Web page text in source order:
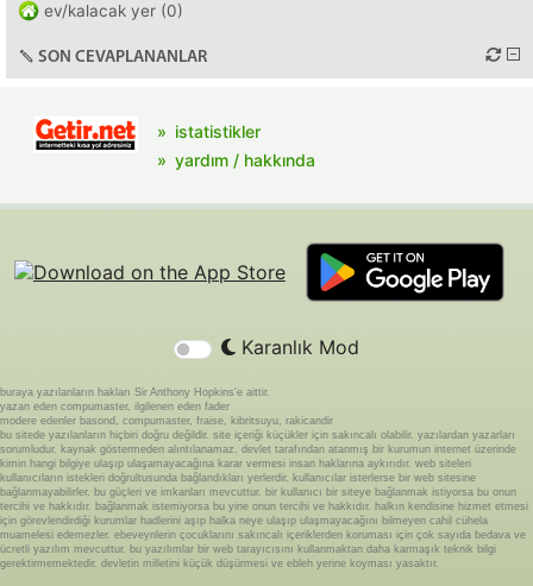
ev/kalacak yer (0)
SON CEVAPLANANLAR
istatistikler
yardım / hakkında
Karanlık Mod
buraya yazılanların hakları Sir Anthony Hopkins'e aittir.
yazan eden compumaster, ilgilenen eden fader
modere edenler basond, compumaster, fraise, kibritsuyu, rakicandir
bu sitede yazılanların hiçbiri doğru değildir. site içeriği küçükler için sakıncalı olabilir. yazılardan yazarları
sorumludur. kaynak göstermeden alıntılanamaz. devlet tarafından atanmış bir kurumun internet üzerinde
kimin hangi bilgiye ulaşıp ulaşamayacağına karar vermesi insan haklarına aykırıdır. web siteleri
kullanıcıların istekleri doğrultusunda bağlandıkları yerlerdir. kullanıcılar isterlerse bir web sitesine
bağlanmayabilirler. bu güçleri ve imkanları mevcuttur. bir kullanıcı bir siteye bağlanmak istiyorsa bu onun
tercihi ve hakkıdır. bağlanmak istemiyorsa bu yine onun tercihi ve hakkıdır. halkın kendisine hizmet etmesi
için görevlendirdiği kurumlar hadlerini aşıp halka neye ulaşıp ulaşmayacağını bilmeyen cahil cühela
muamelesi edemezler. ebeveynlerin çocuklarını sakıncalı içeriklerden koruması için çok sayıda bedava ve
ücretli yazılım mevcuttur. bu yazılımlar bir web tarayıcısını kullanmaktan daha karmaşık teknik bilgi
gerektirmemektedir. devletin milletini küçük düşürmesi ve ebleh yerine koyması yasaktır.